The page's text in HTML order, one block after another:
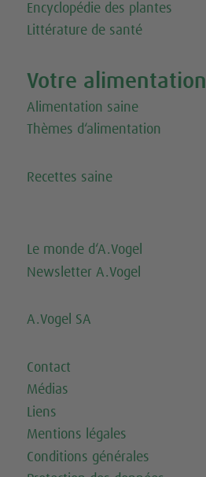
Encyclopédie des plantes
Littérature de santé
Votre alimentation
Alimentation saine
Thèmes d‘alimentation
Recettes saine
Le monde d‘A.Vogel
Newsletter A.Vogel
A.Vogel SA
Contact
Médias
Liens
Mentions légales
Conditions générales